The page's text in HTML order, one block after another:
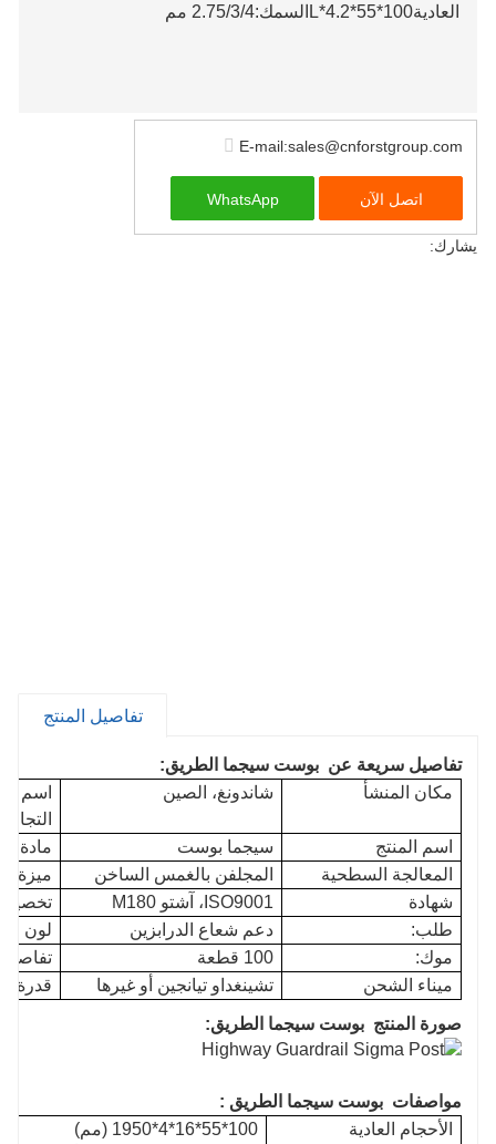
العادية100*55*4.2*Lالسمك:2.75/3/4 مم
E-mail:sales@cnforstgroup.com
اتصل الآن WhatsApp
يشارك:
تفاصيل المنتج
تفاصيل سريعة عن بوست سيجما الطريق:
مكان المنشأ
شاندونغ، الصين
اسم
اسم المنتج
سيجما بوست
مادة
المعالجة السطحية
المجلفن بالغمس الساخن
ميزة
شهادة
ISO9001، آشتو M180
طلب:
دعم شعاع الدرابزين
لون
موك:
100 قطعة
تفاصيل
ميناء الشحن
تشينغداو تيانجين أو غيرها قدرة
صورة المنتج بوست سيجما الطريق:
مواصفات بوست سيجما الطريق :
الأحجام العادية
100*55*16*4*1950
(مم)